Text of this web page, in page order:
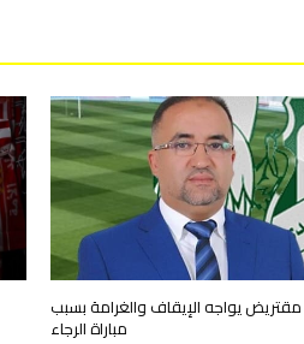
مقتريض يواجه الإيقاف والغرامة بسبب
مباراة الرجاء